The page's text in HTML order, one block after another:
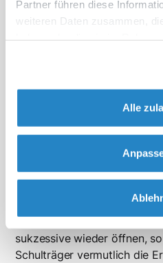
Partner führen diese
weiteren Daten zusammen,
Alle
Auch wenn der Unterricht
GoToMeeting oder andere
wird – ein modernes
Steuerungsinstrument,
Tools über ein (meist
Wenn also in den nächsten
sukzessive wieder öffnen,
Schulträger vermutlich die